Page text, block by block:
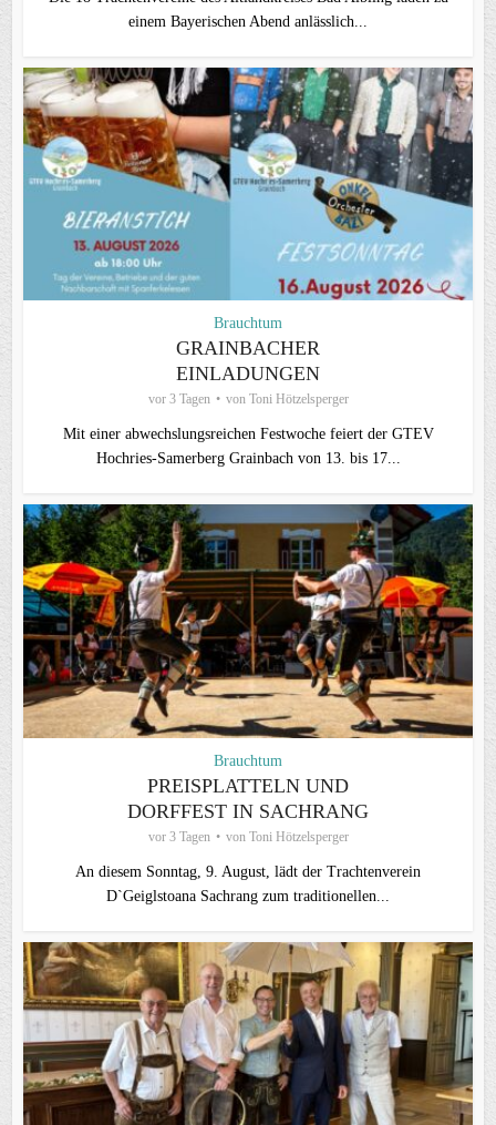
einem Bayerischen Abend anlässlich...
Brauchtum
GRAINBACHER
EINLADUNGEN
vor 3 Tagen von Toni Hötzelsperger
Mit einer abwechslungsreichen Festwoche feiert der GTEV
Hochries-Samerberg Grainbach von 13. bis 17...
Brauchtum
PREISPLATTELN UND
DORFFEST IN SACHRANG
vor 3 Tagen von Toni Hötzelsperger
An diesem Sonntag, 9. August, lädt der Trachtenverein
D`Geiglstoana Sachrang zum traditionellen...